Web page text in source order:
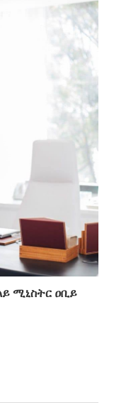
ሚኒስትር ዐቢይ